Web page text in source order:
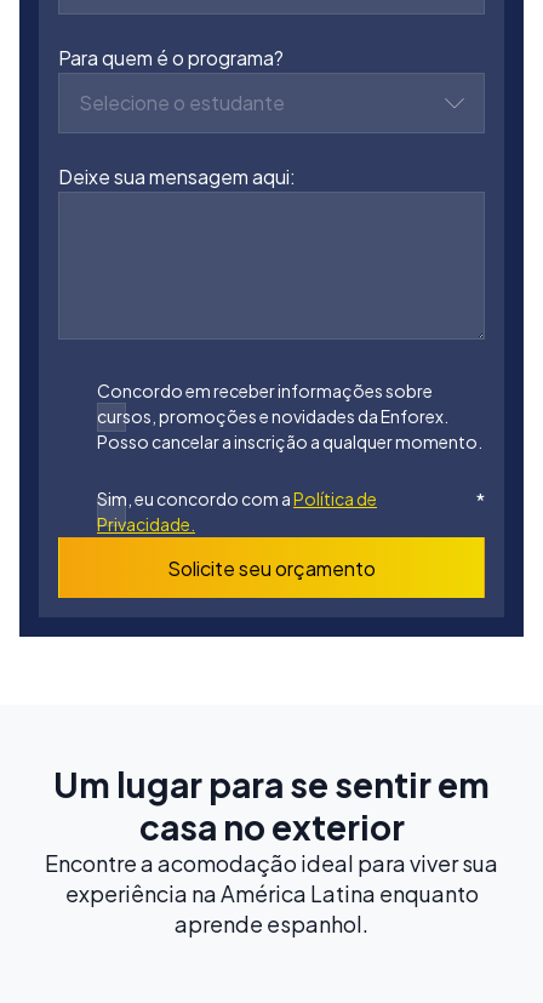
Para quem é o programa?
Selecione o estudante
Deixe sua mensagem aqui:
Concordo em receber informações sobre
cursos, promoções e novidades da Enforex.
Posso cancelar a inscrição a qualquer momento.
Sim, eu concordo com aPolítica de
Privacidade.
*
Solicite seu orçamento
Um lugar para se sentir em
casa no exterior
Encontre a acomodação ideal para viver sua
experiência na América Latina enquanto
aprende espanhol.